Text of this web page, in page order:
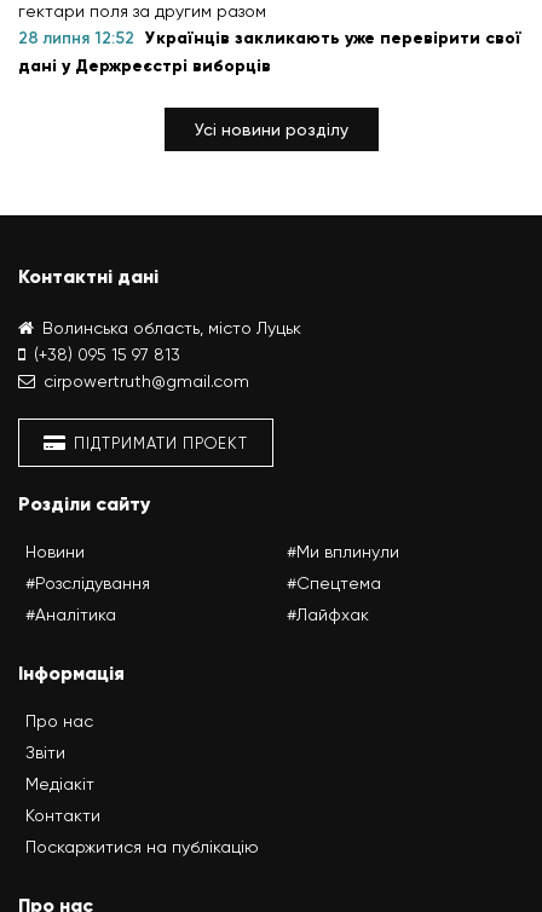
гектари поля за другим разом
28 липня 12:52 Українців закликають уже перевірити свої
дані у Держреєстрі виборців
Усі новини розділу
Контактні дані
Волинська область, місто Луцьк
(+38) 095 15 97 813
cirpowertruth@gmail.com
ПІДТРИМАТИ ПРОЕКТ
Розділи сайту
Новини
#Розслідування
#Аналітика
#Ми вплинули
#Спецтема
#Лайфхак
Інформація
Про нас
Звіти
Медіакіт
Контакти
Поскаржитися на публікацію
Про нас